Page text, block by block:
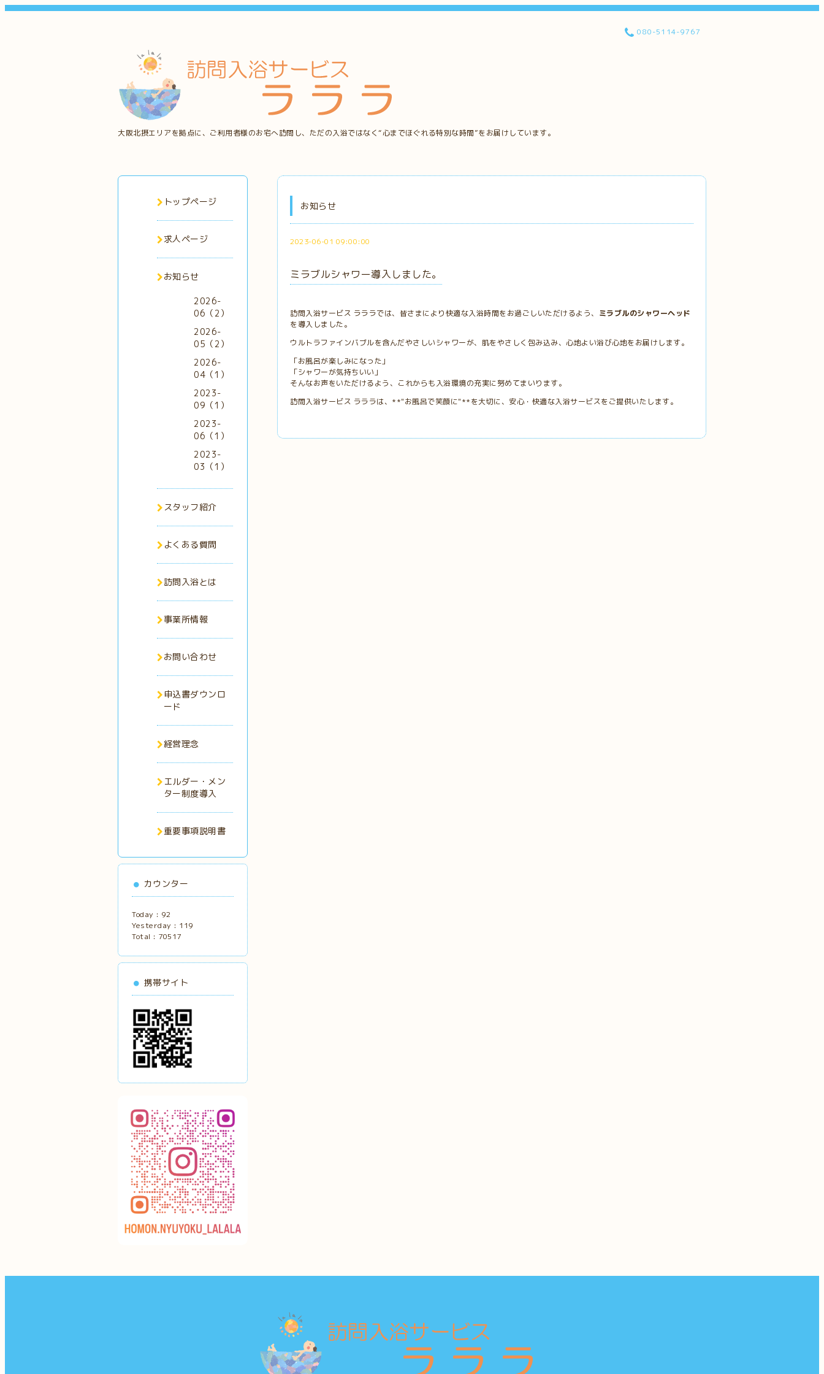
大阪北摂エリアを拠点に、ご利用者様のお宅へ訪問し、ただの入浴ではなく“心までほぐれる特別な時間”をお届けしています。
080-5114-9767
お知らせ
2023-06-01 09:00:00
ミラブルシャワー導入しました。
訪問入浴サービス ラララでは、皆さまにより快適な入浴時間をお過ごしいただけるよう、 ミラブルのシャワーヘッド
を導入しました。
ウルトラファインバブルを含んだやさしいシャワーが、肌をやさしく包み込み、心地よい浴び心地をお届けします。
「お風呂が楽しみになった」
「シャワーが気持ちいい」
そんなお声をいただけるよう、これからも入浴環境の充実に努めてまいります。
訪問入浴サービス ラララは、**"お風呂で笑顔に"**を大切に、安心・快適な入浴サービスをご提供いたします。
トップページ
求人ページ
お知らせ
2026-
06（2）
2026-
05（2）
2026-
04（1）
2023-
09（1）
2023-
06（1）
2023-
03（1）
スタッフ紹介
よくある質問
訪問入浴とは
事業所情報
お問い合わせ
申込書ダウンロ
ード
経営理念
エルダー・メン
ター制度導入
重要事項説明書
カウンター
Today : 92
Yesterday : 119
Total : 70517
携帯サイト